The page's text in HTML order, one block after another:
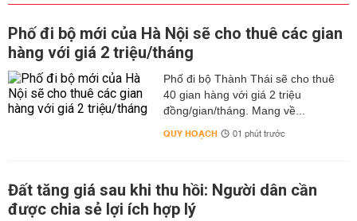
Phố đi bộ mới của Hà Nội sẽ cho thuê các gian
hàng với giá 2 triệu/tháng
Phố đi bộ Thành Thái sẽ cho thuê
40 gian hàng với giá 2 triệu
đồng/gian/tháng. Mang về...
QUY HOẠCH 01 phút trước
Đất tăng giá sau khi thu hồi: Người dân cần
được chia sẻ lợi ích hợp lý